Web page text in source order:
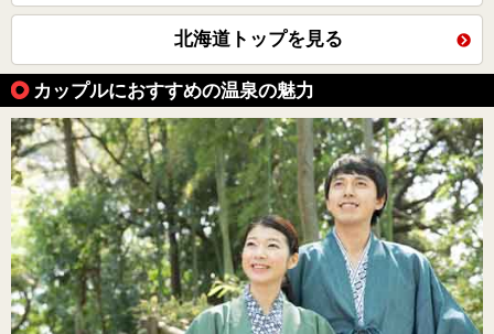
北海道トップを見る
カップルにおすすめの温泉の魅力